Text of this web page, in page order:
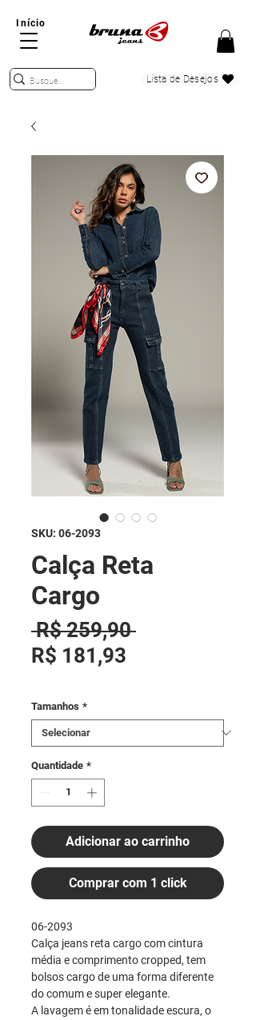
Início
Lista de Desejos
SKU: 06-2093
Calça Reta
Cargo
R$ 259,90 Preço normal
R$ 181,93
Tamanhos *
Quantidade *
Adicionar ao carrinho
Comprar com 1 click
06-2093
Calça jeans reta cargo com cintura
média e comprimento cropped, tem
bolsos cargo de uma forma diferente
do comum e super elegante.
A lavagem é em tonalidade escura, o